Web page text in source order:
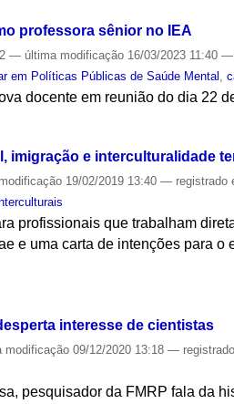
professora sênior no IEA
— última modificação 16/03/2023 11:40—
em Políticas Públicas de Saúde Mental ,
docente em reunião do dia 22
imigração e interculturalidade
19/02/2019 13:40— registrado
profissionais que trabalham
e uma carta de intenções para
interesse de cientistas
modificação 09/12/2020 13:18—
pesquisador da FMRP fala da